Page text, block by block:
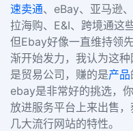
速卖通、eBay、亚马逊
拉海购、E&I、跨境通这
但Ebay好像一直维持领
渐开始发力，我认为这
是贸易公司，赚的是产品
ebay是非常好的挑选，
放进服务平台上来出售
几大流行网站的特性。